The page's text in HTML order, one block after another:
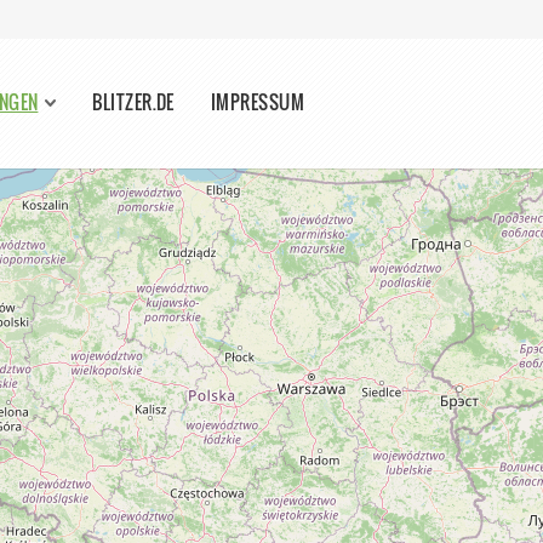
BLITZER.DE IMPRESSUM